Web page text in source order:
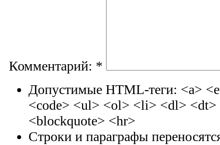
Комментарий: *
Допустимые HTML-теги: <a>
<code> <ul> <ol> <li> <dl> <dt>
<blockquote> <hr>
Строки и параграфы